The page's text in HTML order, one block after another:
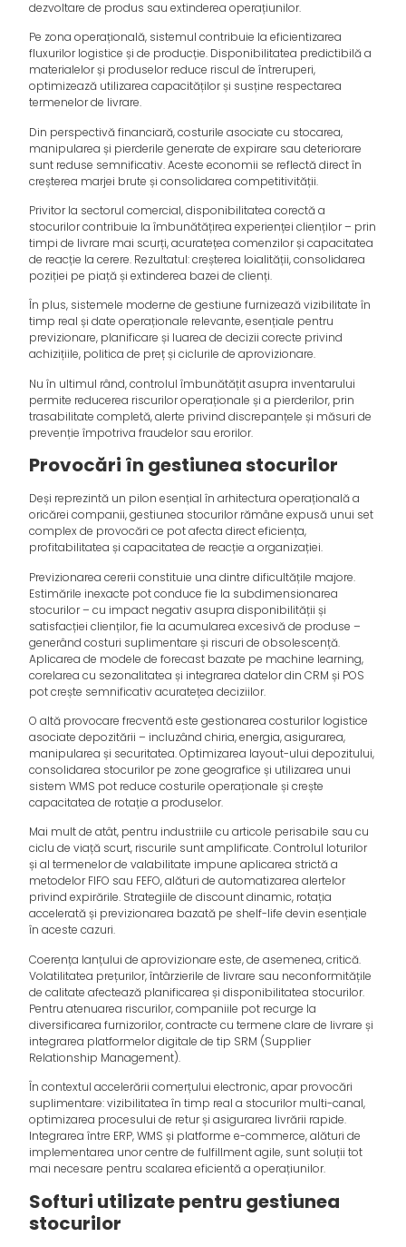
dezvoltare de produs sau extinderea operațiunilor.
Pe zona operațională, sistemul contribuie la eficientizarea
fluxurilor logistice și de producție. Disponibilitatea predictibilă a
materialelor și produselor reduce riscul de întreruperi,
optimizează utilizarea capacităților și susține respectarea
termenelor de livrare.
Din perspectivă financiară, costurile asociate cu stocarea,
manipularea și pierderile generate de expirare sau deteriorare
sunt reduse semnificativ. Aceste economii se reflectă direct în
creșterea marjei brute și consolidarea competitivității.
Privitor la sectorul comercial, disponibilitatea corectă a
stocurilor contribuie la îmbunătățirea experienței clienților – prin
timpi de livrare mai scurți, acuratețea comenzilor și capacitatea
de reacție la cerere. Rezultatul: creșterea loialității, consolidarea
poziției pe piață și extinderea bazei de clienți.
În plus, sistemele moderne de gestiune furnizează vizibilitate în
timp real și date operaționale relevante, esențiale pentru
previzionare, planificare și luarea de decizii corecte privind
achizițiile, politica de preț și ciclurile de aprovizionare.
Nu în ultimul rând, controlul îmbunătățit asupra inventarului
permite reducerea riscurilor operaționale și a pierderilor, prin
trasabilitate completă, alerte privind discrepanțele și măsuri de
prevenție împotriva fraudelor sau erorilor.
Provocări în gestiunea stocurilor
Deși reprezintă un pilon esențial în arhitectura operațională a
oricărei companii, gestiunea stocurilor rămâne expusă unui set
complex de provocări ce pot afecta direct eficiența,
profitabilitatea și capacitatea de reacție a organizației.
Previzionarea cererii constituie una dintre dificultățile majore.
Estimările inexacte pot conduce fie la subdimensionarea
stocurilor – cu impact negativ asupra disponibilității și
satisfacției clienților, fie la acumularea excesivă de produse –
generând costuri suplimentare și riscuri de obsolescență.
Aplicarea de modele de forecast bazate pe machine learning,
corelarea cu sezonalitatea și integrarea datelor din CRM și POS
pot crește semnificativ acuratețea deciziilor.
O altă provocare frecventă este gestionarea costurilor logistice
asociate depozitării – incluzând chiria, energia, asigurarea,
manipularea și securitatea. Optimizarea layout-ului depozitului,
consolidarea stocurilor pe zone geografice și utilizarea unui
sistem WMS pot reduce costurile operaționale și crește
capacitatea de rotație a produselor.
Mai mult de atât, pentru industriile cu articole perisabile sau cu
ciclu de viață scurt, riscurile sunt amplificate. Controlul loturilor
și al termenelor de valabilitate impune aplicarea strictă a
metodelor FIFO sau FEFO, alături de automatizarea alertelor
privind expirările. Strategiile de discount dinamic, rotația
accelerată și previzionarea bazată pe shelf-life devin esențiale
în aceste cazuri.
Coerența lanțului de aprovizionare este, de asemenea, critică.
Volatilitatea prețurilor, întârzierile de livrare sau neconformitățile
de calitate afectează planificarea și disponibilitatea stocurilor.
Pentru atenuarea riscurilor, companiile pot recurge la
diversificarea furnizorilor, contracte cu termene clare de livrare și
integrarea platformelor digitale de tip SRM (Supplier
Relationship Management).
În contextul accelerării comerțului electronic, apar provocări
suplimentare: vizibilitatea în timp real a stocurilor multi-canal,
optimizarea procesului de retur și asigurarea livrării rapide.
Integrarea între ERP, WMS și platforme e-commerce, alături de
implementarea unor centre de fulfillment agile, sunt soluții tot
mai necesare pentru scalarea eficientă a operațiunilor.
Softuri utilizate pentru gestiunea
stocurilor